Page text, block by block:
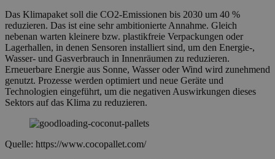
Das Klimapaket soll die CO2-Emissionen bis 2030 um 40 %
reduzieren. Das ist eine sehr ambitionierte Annahme. Gleich
nebenan warten kleinere bzw. plastikfreie Verpackungen oder
Lagerhallen, in denen Sensoren installiert sind, um den Energie-,
Wasser- und Gasverbrauch in Innenräumen zu reduzieren.
Erneuerbare Energie aus Sonne, Wasser oder Wind wird zunehmend
genutzt. Prozesse werden optimiert und neue Geräte und
Technologien eingeführt, um die negativen Auswirkungen dieses
Sektors auf das Klima zu reduzieren.
Quelle: https://www.cocopallet.com/